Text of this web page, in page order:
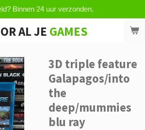
AL JE GAMES
uur verzonden.
3D triple feature
Galapagos/into
the
deep/mummies
blu ray